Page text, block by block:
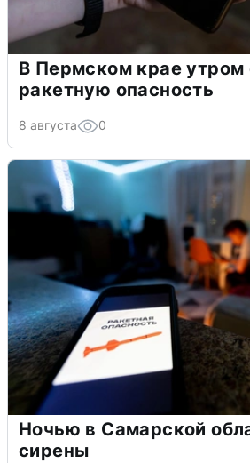
В Пермском крае утром
ракетную опасность
8 августа 0
Ночью в Самарской
сирены